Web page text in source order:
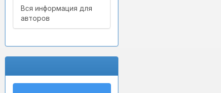
Вся информация для
авторов